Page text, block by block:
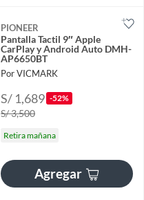
PIONEER
Pantalla Tactil 9″ Apple
CarPlay y Android Auto DMH-
AP6650BT
Por VICMARK
S/ 1,689 -52%
S/ 3,500
Retira mañana
Agregar